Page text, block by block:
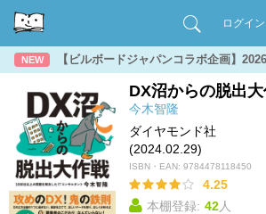
ログイン
NEW 【ビルボードジャパンコラボ企画】
DX沼からの脱出
今木智隆
ダイヤモンド社
(2024.02.29)
ISBN・EAN: 9784478118450
4.25
本棚登録: 42人